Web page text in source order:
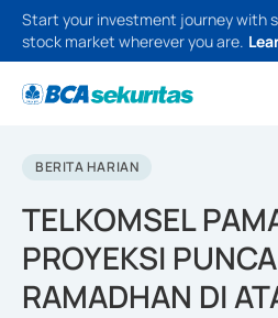
Start your investment journey with
stock market wherever you are.
BERITA HARIAN
TELKOMSEL
PROYEKSI
RAMADHAN DI